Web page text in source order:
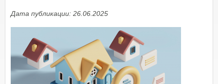
Дата публикации: 26.06.2025